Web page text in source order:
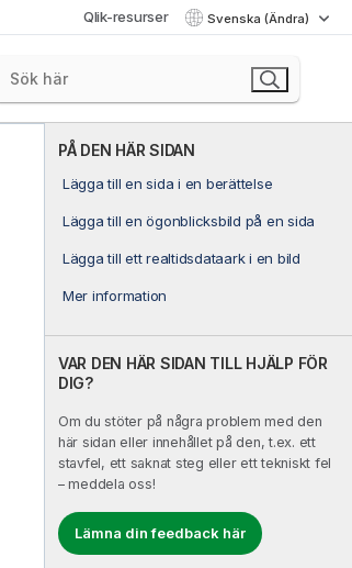
Qlik-resurser Svenska (Ändra)
PÅ DEN HÄR SIDAN
Lägga till en sida i en berättelse
Lägga till en ögonblicksbild på en sida
Lägga till ett realtidsdataark i en bild
Mer information
VAR DEN HÄR SIDAN TILL HJÄLP FÖR
DIG?
Om du stöter på några problem med den
här sidan eller innehållet på den, t.ex. ett
stavfel, ett saknat steg eller ett tekniskt fel
– meddela oss!
Lämna din feedback här